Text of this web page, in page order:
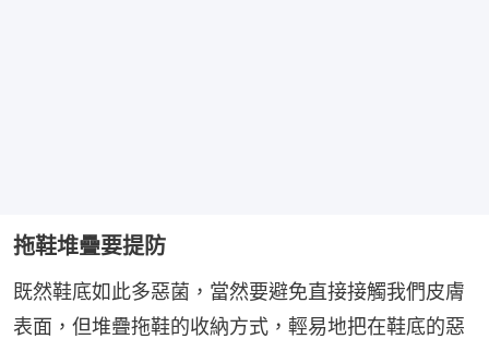
拖鞋堆疊要提防
既然鞋底如此多惡菌，當然要避免直接接觸我們皮膚
表面，但堆疊拖鞋的收納方式，輕易地把在鞋底的惡